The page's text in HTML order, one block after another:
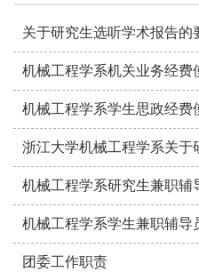
关于研究生选听学术报告的
机械工程学系机关业务经费
机械工程学系学生思政经费
浙江大学机械工程学系关于
机械工程学系研究生兼职辅
机械工程学系学生兼职辅导
团委工作职责